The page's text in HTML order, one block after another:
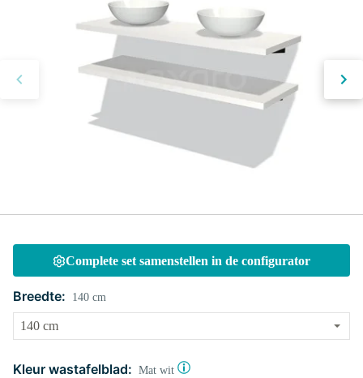
Complete set samenstellen in de configurator
Breedte: 140 cm
Kleur wastafelblad: Mat wit